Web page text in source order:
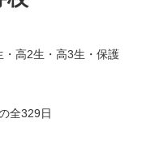
高2生・高3生・保護
全329日